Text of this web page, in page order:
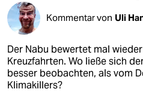
Kommentar von Uli
Der Nabu bewertet mal
Kreuzfahrten. Wo ließe sich
besser beobachten, als vom
Klimakillers?